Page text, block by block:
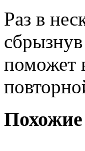
Раз в
поможет
Похожие